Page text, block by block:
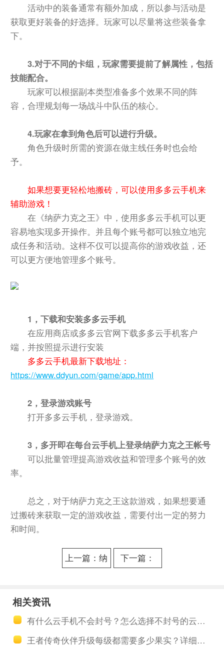
活动中的装备通常有额外加成，所以参与活动是
获取更好装备的好选择。玩家可以尽量将这些装备拿
下。
3.对于不同的卡组，玩家需要提前了解属性，包括
技能配合。
玩家可以根据副本类型准备多个效果不同的阵
容，合理规划每一场战斗中队伍的核心。
4.玩家在拿到角色后可以进行升级。
角色升级时所需的资源在做主线任务时也会给
予。
如果想要更轻松地搬砖，可以使用多多云手机来
辅助游戏！
在《纳萨力克之王》中，使用多多云手机可以更
容易地实现多开操作。并且每个账号都可以独立地完
成任务和活动。这样不仅可以提高你的游戏收益，还
可以更方便地管理多个账号。
1，下载和安装多多云手机
在应用商店或多多云官网下载多多云手机客户
端，并按照提示进行安装
多多云手机最新下载地址：
https://www.ddyun.com/game/app.html
2，登录游戏账号
打开多多云手机，登录游戏。
3，多开即在每台云手机上登录纳萨力克之王帐号
可以批量管理提高游戏收益和管理多个账号的效
率。
总之，对于纳萨力克之王这款游戏，如果想要通
过搬砖来获取一定的游戏收益，需要付出一定的努力
和时间。
上一篇：纳
下一篇：
相关资讯
有什么云手机不会封号？怎么选择不封号的云手机品牌？
王者传奇伙伴升级每级都需要多少果实？详细的王者传奇伙伴进阶数据表